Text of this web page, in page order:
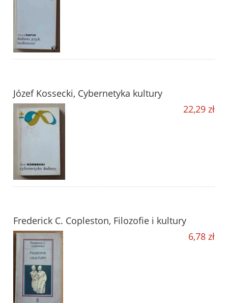
Józef Kossecki, Cybernetyka kultury
22,29 zł
Frederick C. Copleston, Filozofie i kultury
6,78 zł